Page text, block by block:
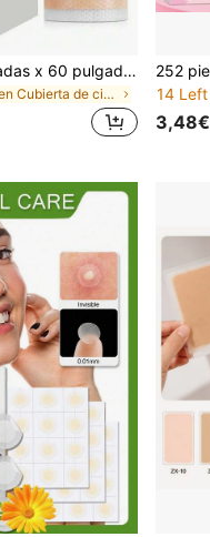
Rollo de 1.6 pulgadas x 60 pulgadas de láminas de silicona para cicatrices, cinta de silicona para cicatrices, tiras de cobertura de silicona para cicatrices, parches profesionales de cobertura de cicatrices
en Cubierta de cicatriz
14 Left
3,48€